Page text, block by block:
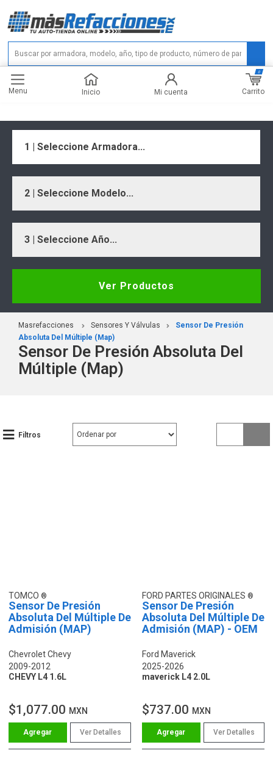
Menu Inicio Mi cuenta Carrito
0
1 | Seleccione Armadora...
2 | Seleccione Modelo...
3 | Seleccione Año...
Ver Productos
Masrefacciones Sensores Y Válvulas
Sensor De Presión
Absoluta Del Múltiple (Map)
Sensor De Presión Absoluta Del
Múltiple (Map)
Filtros
TOMCO
Sensor De Presión
Absoluta Del Múltiple De
Admisión (MAP)
Chevrolet Chevy
2009-2012
CHEVY L4 1.6L
$1,077.00 MXN
Ver Detalles
FORD PARTES ORIGINALES
Sensor De Presión
Absoluta Del Múltiple De
Admisión (MAP) - OEM
Ford Maverick
2025-2026
maverick L4 2.0L
$737.00 MXN
Ver Detalles